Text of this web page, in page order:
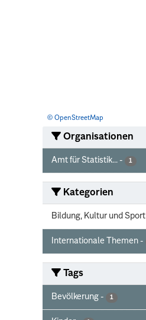
© OpenStreetMap
Organisationen
Amt für Statistik... - 1
Kategorien
Bildung, Kultur und Sport
Internationale Themen -
Tags
Bevölkerung - 1